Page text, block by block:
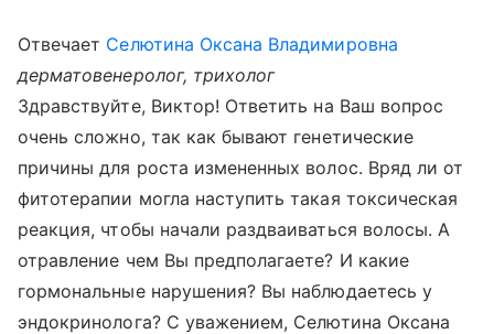
Отвечает Селютина Оксана Владимировна
дерматовенеролог, трихолог
Здравствуйте, Виктор! Ответить на Ваш вопрос
очень сложно, так как бывают генетические
причины для роста измененных волос. Вряд ли от
фитотерапии могла наступить такая токсическая
реакция, чтобы начали раздваиваться волосы. А
отравление чем Вы предполагаете? И какие
гормональные нарушения? Вы наблюдаетесь у
эндокринолога? С уважением, Селютина Оксана